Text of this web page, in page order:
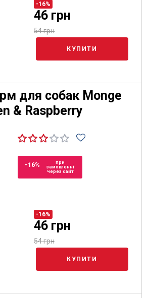
-16%
46 грн
54 грн
КУПИТИ
для собак Monge
& Raspberry
-16%
при
замовленні
через сайт
-16%
46 грн
54 грн
КУПИТИ